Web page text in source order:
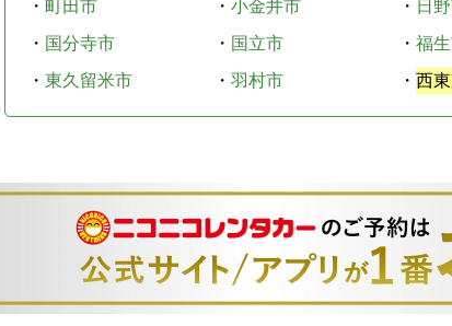
・ 町田市 ・ 小金井市 ・ 日
・ 国分寺市 ・ 国立市 ・ 福
・ 東久留米市 ・ 羽村市 ・ 西